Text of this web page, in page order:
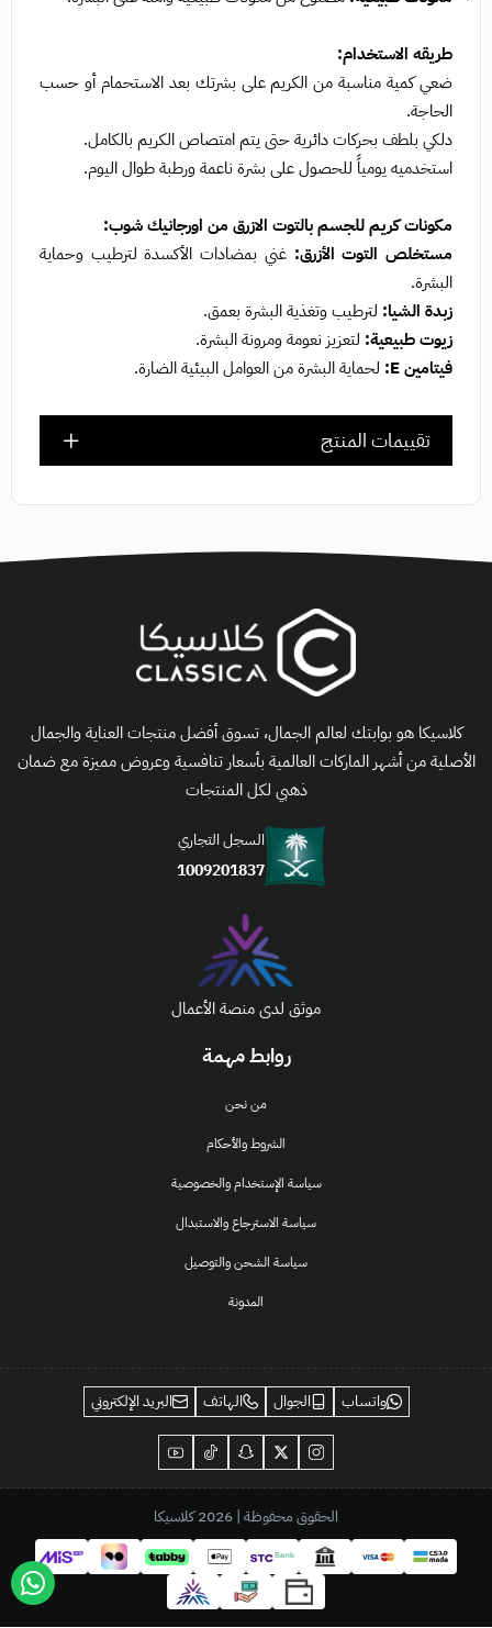
طريقه الاستخدام:
ضعي كمية مناسبة من الكريم على بشرتك بعد الاستحمام أو حسب
الحاجة.
دلكي بلطف بحركات دائرية حتى يتم امتصاص الكريم بالكامل.
استخدميه يومياً للحصول على بشرة ناعمة ورطبة طوال اليوم.
مكونات كريم للجسم بالتوت الازرق من اورجانيك شوب:
مستخلص التوت الأزرق: غني بمضادات الأكسدة لترطيب وحماية
البشرة.
زبدة الشيا: لترطيب وتغذية البشرة بعمق.
زيوت طبيعية: لتعزيز نعومة ومرونة البشرة.
فيتامين E:
لحماية البشرة من العوامل البيئية الضارة.
تقييمات المنتج
روابط مهمة
من نحن
الشروط والأحكام
سياسة الإستخدام والخصوصية
سياسة الاسترجاع والاستبدال
سياسة الشحن والتوصيل
المدونة
كلاسيكا هو بوابتك لعالم الجمال، تسوق أفضل منتجات العناية والجمال
الأصلية من أشهر الماركات العالمية بأسعار تنافسية وعروض مميزة مع ضمان
ذهبي لكل المنتجات
السجل التجاري
1009201837
موثق لدى منصة الأعمال
واتساب الجوال الهاتف البريد الإلكتروني
الحقوق محفوظة | 2026 كلاسيكا